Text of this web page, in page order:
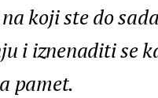
koji ste do
i iznenaditi se
pamet.